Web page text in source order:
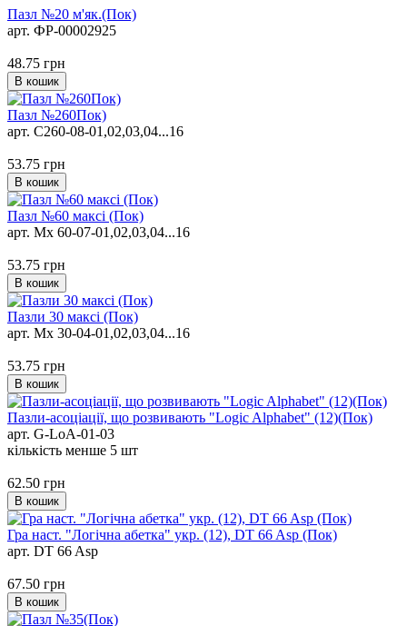
Пазл №20 м'як.(Пок)
арт. ФР-00002925
48.75 грн
В кошик
Пазл №260Пок)
арт. C260-08-01,02,03,04...16
53.75 грн
В кошик
Пазл №60 максі (Пок)
арт. Mx 60-07-01,02,03,04...16
53.75 грн
В кошик
Пазли 30 максі (Пок)
арт. Mx 30-04-01,02,03,04...16
53.75 грн
В кошик
Пазли-асоціації, що розвивають "Logic Alphabet" (12)(Пок)
арт. G-LoA-01-03
кількість менше 5 шт
62.50 грн
В кошик
Гра наст. "Логічна абетка" укр. (12), DT 66 Asp (Пок)
арт. DT 66 Asp
67.50 грн
В кошик